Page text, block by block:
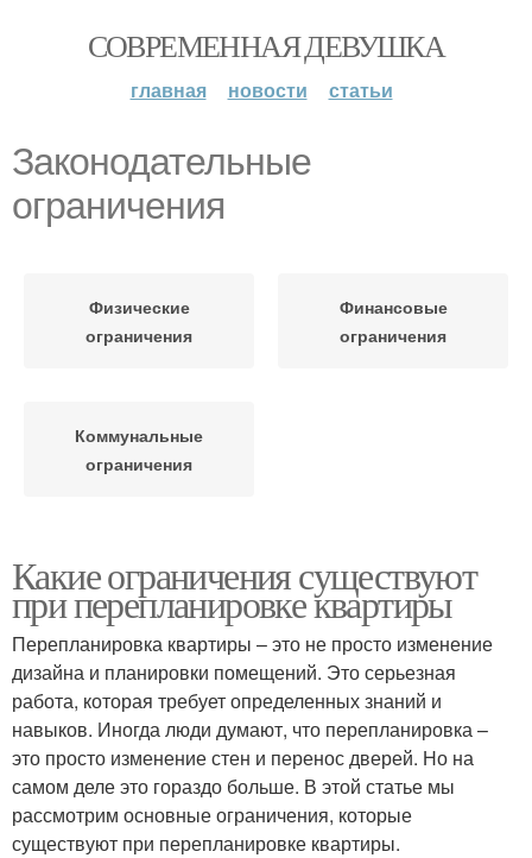
СОВРЕМЕННАЯ ДЕВУШКА
главная новости статьи
Законодательные
ограничения
Физические
ограничения
Финансовые
ограничения
Коммунальные
ограничения
Какие ограничения существуют
при перепланировке квартиры
Перепланировка квартиры – это не просто изменение
дизайна и планировки помещений. Это серьезная
работа, которая требует определенных знаний и
навыков. Иногда люди думают, что перепланировка –
это просто изменение стен и перенос дверей. Но на
самом деле это гораздо больше. В этой статье мы
рассмотрим основные ограничения, которые
существуют при перепланировке квартиры.